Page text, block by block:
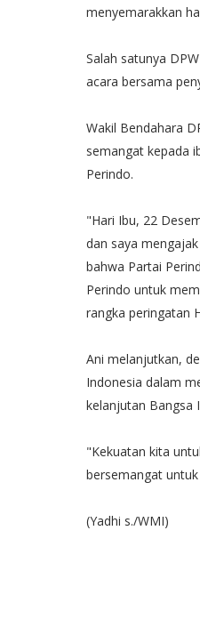
menyemarakkan
Salah satunya
acara bersama
Wakil Bendahara
semangat kepada
Perindo.
"Hari Ibu, 22
dan saya
bahwa Partai
Perindo untuk
rangka peringatan
Ani melanjutkan,
Indonesia dalam
kelanjutan Bangsa
"Kekuatan kita
bersemangat
(Yadhi s./WMI)